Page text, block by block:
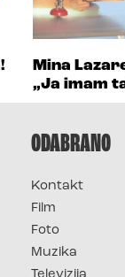
Mina
„Ja imam
ODABRANO
Kontakt
Film
Foto
Muzika